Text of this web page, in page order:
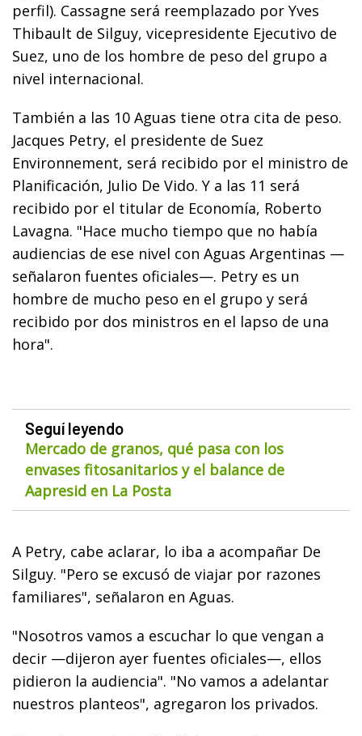
perfil). Cassagne será reemplazado por Yves
Thibault de Silguy, vicepresidente Ejecutivo de
Suez, uno de los hombre de peso del grupo a
nivel internacional.
También a las 10 Aguas tiene otra cita de peso.
Jacques Petry, el presidente de Suez
Environnement, será recibido por el ministro de
Planificación, Julio De Vido. Y a las 11 será
recibido por el titular de Economía, Roberto
Lavagna. "Hace mucho tiempo que no había
audiencias de ese nivel con Aguas Argentinas —
señalaron fuentes oficiales—. Petry es un
hombre de mucho peso en el grupo y será
recibido por dos ministros en el lapso de una
hora".
Seguí leyendo
Mercado de granos, qué pasa con los
envases fitosanitarios y el balance de
Aapresid en La Posta
A Petry, cabe aclarar, lo iba a acompañar De
Silguy. "Pero se excusó de viajar por razones
familiares", señalaron en Aguas.
"Nosotros vamos a escuchar lo que vengan a
decir —dijeron ayer fuentes oficiales—, ellos
pidieron la audiencia". "No vamos a adelantar
nuestros planteos", agregaron los privados.